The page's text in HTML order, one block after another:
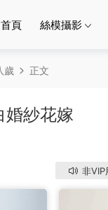
首頁 絲模攝影
歲 正文
婚紗花嫁
非